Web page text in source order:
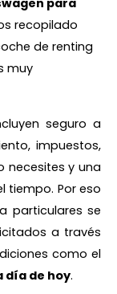
para
recopilado
de renting
muy
seguro a
impuestos,
necesites y una
tiempo. Por eso
particulares se
a través
como el
día de hoy.